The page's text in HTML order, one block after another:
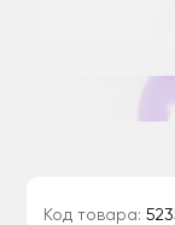
Код товара: